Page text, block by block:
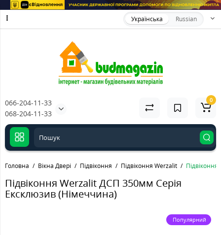
Українська Russian
066-204-11-33
068-204-11-33
0
Головна Вікна Двері Підвіконня Підвіконня Werzalit
Підвіконня Werzalit ДСП 350мм Серія
Ексклюзив (Німеччина)
Популярний